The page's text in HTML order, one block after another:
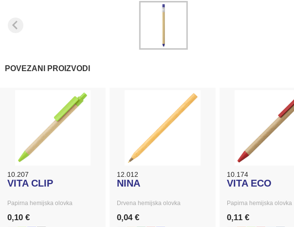
POVEZANI PROIZVODI
10.207
VITA CLIP
Papirna hemijska olovka
0,10 €
12.012
NINA
Drvena hemijska olovka
0,04 €
10.174
VITA ECO
Papirna hemijska olovka
0,11 €